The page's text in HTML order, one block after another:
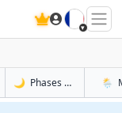
🇫🇷
à
🌙 Phases de la Lune à
🌦️